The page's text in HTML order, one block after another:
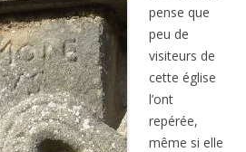
pense que
peu de
visiteurs de
cette église
l’ont
repérée,
même si elle